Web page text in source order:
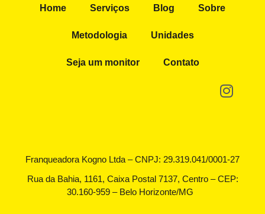
Home Serviços Blog Sobre
Metodologia Unidades
Seja um monitor Contato
Franqueadora Kogno Ltda – CNPJ: 29.319.041/0001-27
Rua da Bahia, 1161, Caixa Postal 7137, Centro – CEP:
30.160-959 – Belo Horizonte/MG